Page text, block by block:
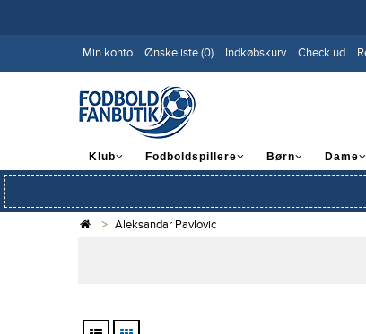
Min konto Ønskeliste (0) Indkøbskurv Check ud
Klub Fodboldspillere Børn Dame
Aleksandar Pavlovic